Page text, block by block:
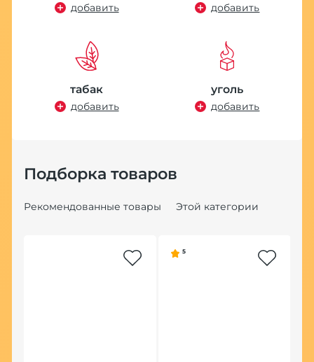
добавить добавить
табак
добавить
уголь
добавить
Подборка товаров
Рекомендованные товары Этой категории
5